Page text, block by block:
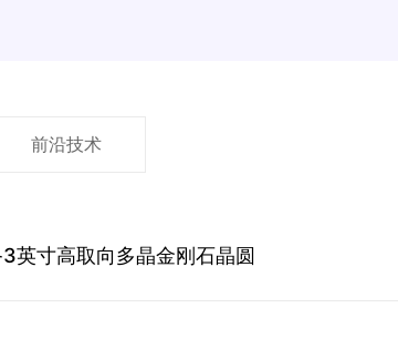
前沿技术
英寸高取向多晶金刚石晶圆